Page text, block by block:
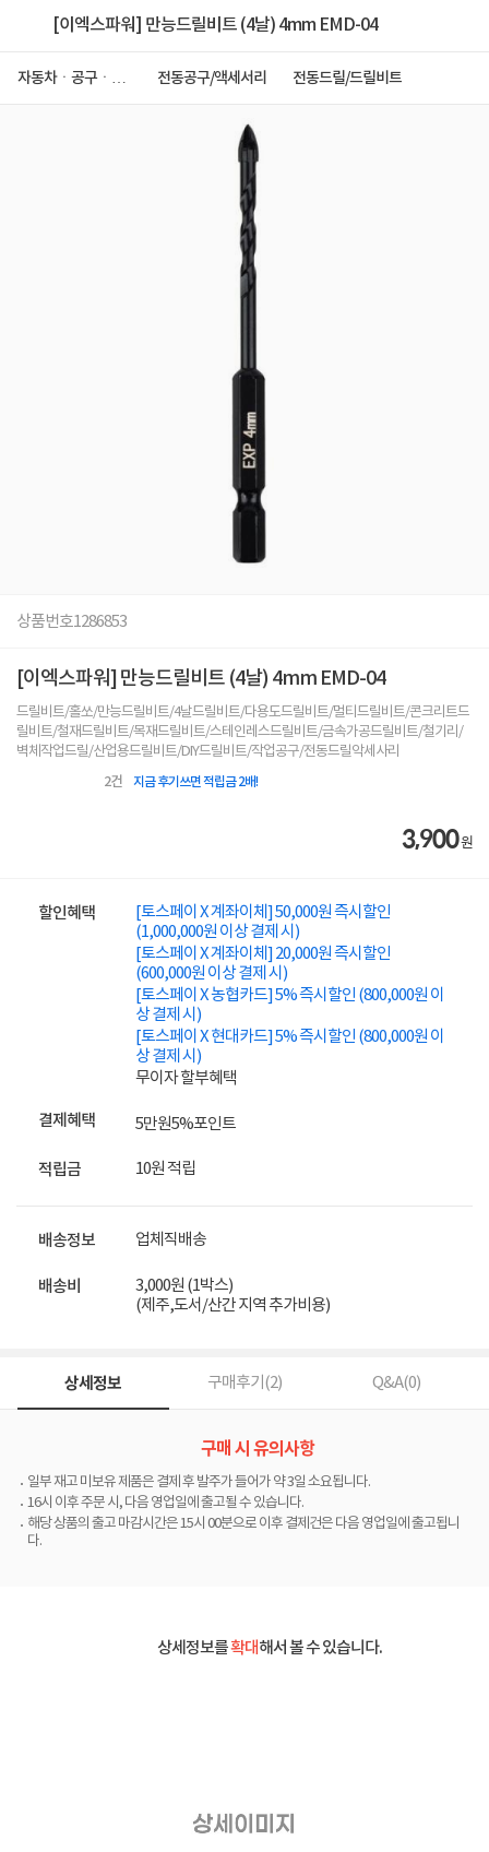
[이엑스파워] 만능드릴비트 (4날) 4mm EMD-04
자동차ㆍ공구ㆍ안
전동공구/액세서리 전동드릴/드릴비트
상품번호1286853
[이엑스파워] 만능드릴비트 (4날) 4mm EMD-04
드릴비트/홀쏘/만능드릴비트/4날드릴비트/다용도드릴비트/멀티드릴비트/콘크리트드
릴비트/철재드릴비트/목재드릴비트/스테인레스드릴비트/금속가공드릴비트/철기리/
벽체작업드릴/산업용드릴비트/DIY드릴비트/작업공구/전동드릴악세사리
2건 지금 후기쓰면 적립금 2배!
3,900원
할인혜택
[토스페이 X 계좌이체] 50,000원 즉시할인
(1,000,000원 이상 결제 시)
[토스페이 X 계좌이체] 20,000원 즉시할인
(600,000원 이상 결제 시)
[토스페이 X 농협카드] 5% 즉시할인 (800,000원 이
상 결제 시)
[토스페이 X 현대카드] 5% 즉시할인 (800,000원 이
상 결제 시)
무이자 할부혜택
결제혜택 5만원5%포인트
적립금 10원 적립
배송정보 업체직배송
배송비
3,000원 (1박스)
(제주,도서/산간 지역 추가비용)
상세정보 구매후기(2) Q&A(0)
구매 시 유의사항
일부 재고 미보유 제품은 결제 후 발주가 들어가 약 3일 소요됩니다.
16시 이후 주문 시, 다음 영업일에 출고될 수 있습니다.
해당 상품의 출고 마감시간은 15시 00분으로 이후 결제건은 다음 영업일에 출고됩니
다.
상세정보를확대해서 볼 수 있습니다.